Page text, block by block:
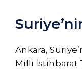
Ankara,
Milli İstihbarat